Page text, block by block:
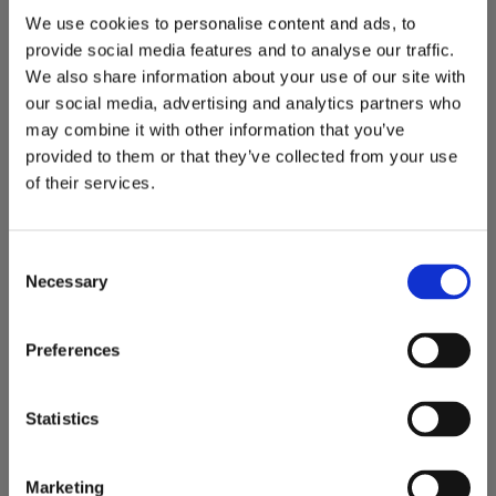
We use cookies to personalise content and ads, to
provide social media features and to analyse our traffic.
We also share information about your use of our site with
our social media, advertising and analytics partners who
may combine it with other information that you’ve
provided to them or that they’ve collected from your use
of their services.
Necessary
Preferences
Statistics
Marketing
SRF Gallerskopa 350 L 1300 mm ute hos kund.
Relaterade produkter